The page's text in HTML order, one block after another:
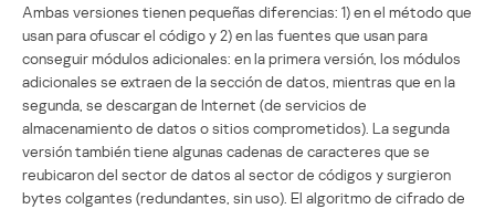
Ambas versiones tienen pequeñas diferencias: 1) en el método que
usan para ofuscar el código y 2) en las fuentes que usan para
conseguir módulos adicionales: en la primera versión, los módulos
adicionales se extraen de la sección de datos, mientras que en la
segunda, se descargan de Internet (de servicios de
almacenamiento de datos o sitios comprometidos). La segunda
versión también tiene algunas cadenas de caracteres que se
reubicaron del sector de datos al sector de códigos y surgieron
bytes colgantes (redundantes, sin uso). El algoritmo de cifrado de